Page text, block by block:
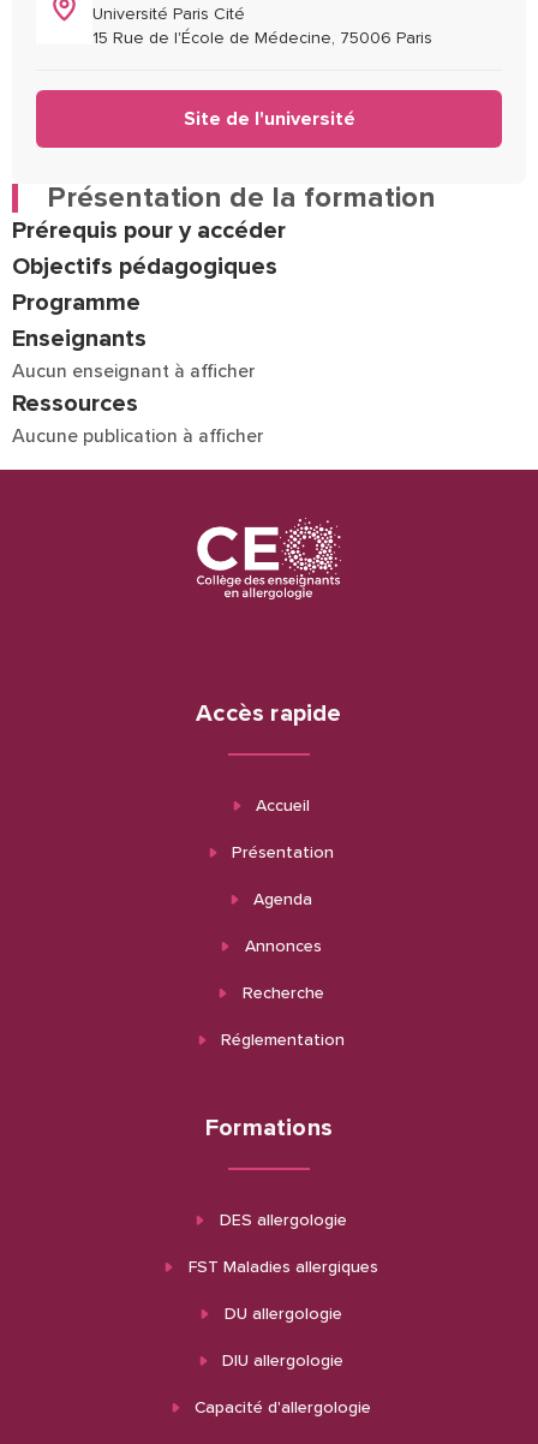
Présentation de la formation
Prérequis pour y accéder
Objectifs pédagogiques
Programme
Enseignants
Aucun enseignant à afficher
Ressources
Aucune publication à afficher
Université Paris Cité
15 Rue de l'École de Médecine, 75006 Paris
Site de l'université
Accès rapide
Accueil
Présentation
Agenda
Annonces
Recherche
Réglementation
Formations
DES allergologie
FST Maladies allergiques
DU allergologie
DIU allergologie
Capacité d'allergologie